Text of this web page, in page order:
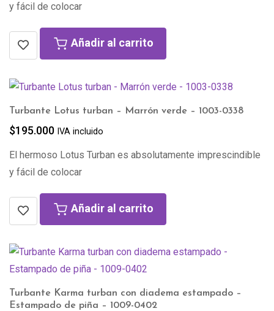
y fácil de colocar
Añadir al carrito
Turbante Lotus turban – Marrón verde – 1003-0338
$195.000 IVA incluido
El hermoso Lotus Turban es absolutamente imprescindible
y fácil de colocar
Añadir al carrito
Turbante Karma turban con diadema estampado –
Estampado de piña – 1009-0402